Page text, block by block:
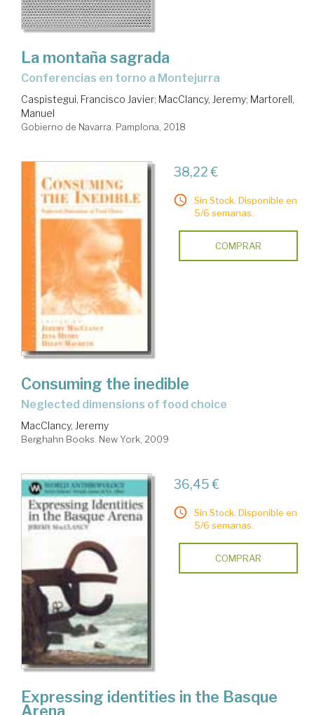
La montaña sagrada
conferencias en torno a Montejurra
Caspistegui, Francisco Javier; MacClancy, Jeremy; Martorell,
Manuel
Gobierno de Navarra. Pamplona, 2018
38,22 €
Sin Stock. Disponible en
5/6 semanas.
COMPRAR
Consuming the inedible
neglected dimensions of food choice
MacClancy, Jeremy
Berghahn Books. New York, 2009
36,45 €
Sin Stock. Disponible en
5/6 semanas.
COMPRAR
Expressing identities in the Basque
Arena